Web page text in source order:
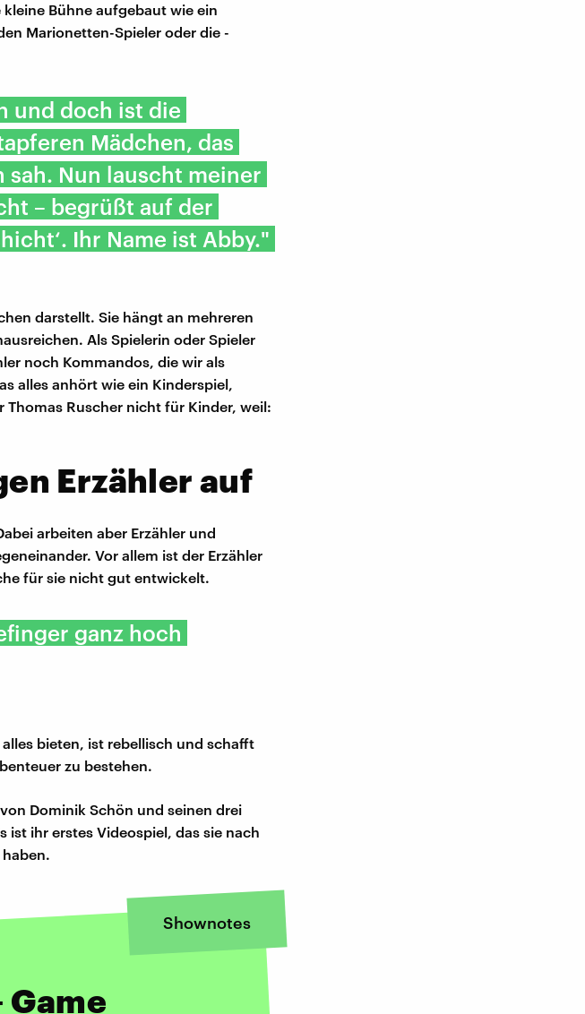
Bühne aufgebaut wie ein
Marionetten-Spieler oder die -
und doch ist die
Mädchen, das
Nun lauscht meiner
– begrüßt auf der
Ihr Name ist Abby."
darstellt. Sie hängt an mehreren
Als Spielerin oder Spieler
noch Kommandos, die wir als
alles anhört wie ein Kinderspiel,
Ruscher nicht für Kinder, weil:
Erzähler auf
arbeiten aber Erzähler und
Vor allem ist der Erzähler
für sie nicht gut entwickelt.
ganz hoch
bieten, ist rebellisch und schafft
zu bestehen.
Dominik Schön und seinen drei
ist ihr erstes Videospiel, das sie nach
Shownotes
Game